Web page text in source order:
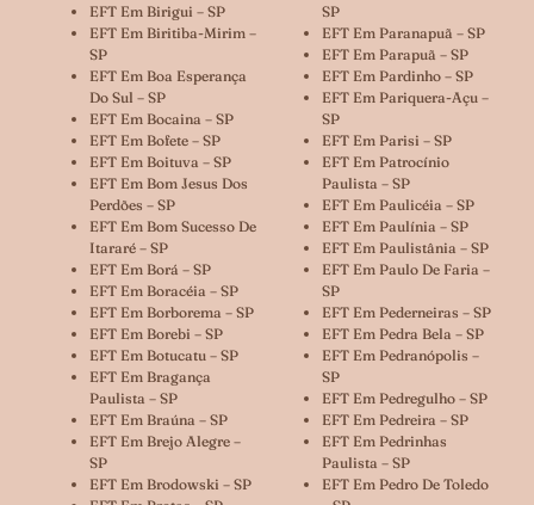
EFT Em Birigui – SP
EFT Em Biritiba-Mirim –
SP
EFT Em Boa Esperança
Do Sul – SP
EFT Em Bocaina – SP
EFT Em Bofete – SP
EFT Em Boituva – SP
EFT Em Bom Jesus Dos
Perdões – SP
EFT Em Bom Sucesso De
Itararé – SP
EFT Em Borá – SP
EFT Em Boracéia – SP
EFT Em Borborema – SP
EFT Em Borebi – SP
EFT Em Botucatu – SP
EFT Em Bragança
Paulista – SP
EFT Em Braúna – SP
EFT Em Brejo Alegre –
SP
EFT Em Brodowski – SP
SP
EFT Em Paranapuã – SP
EFT Em Parapuã – SP
EFT Em Pardinho – SP
EFT Em Pariquera-Açu –
SP
EFT Em Parisi – SP
EFT Em Patrocínio
Paulista – SP
EFT Em Paulicéia – SP
EFT Em Paulínia – SP
EFT Em Paulistânia – SP
EFT Em Paulo De Faria –
SP
EFT Em Pederneiras – SP
EFT Em Pedra Bela – SP
EFT Em Pedranópolis –
SP
EFT Em Pedregulho – SP
EFT Em Pedreira – SP
EFT Em Pedrinhas
Paulista – SP
EFT Em Pedro De Toledo